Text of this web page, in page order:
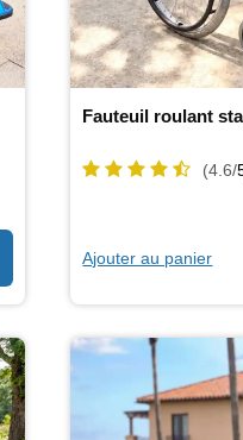
Fauteuil roulant
(4.6/
Ajouter au panier